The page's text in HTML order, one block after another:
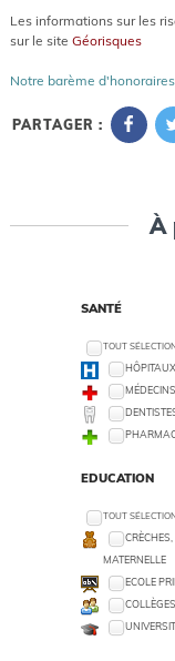
Les informations sur les
sur le site Géorisques
Notre barème d'honoraires
PARTAGER :
À
SANTÉ
TOUT
MÉDECINS
EDUCATION
TOUT
CRÈCHES,
MATERNELLE
ECOLE